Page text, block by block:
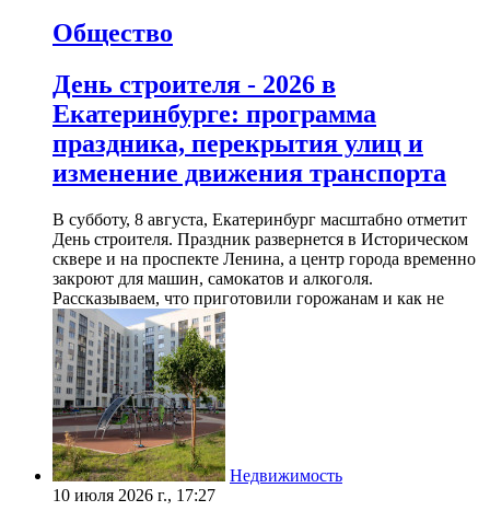
Общество
День строителя - 2026 в
Екатеринбурге: программа
праздника, перекрытия улиц и
изменение движения транспорта
В субботу, 8 августа, Екатеринбург масштабно отметит
День строителя. Праздник развернется в Историческом
сквере и на проспекте Ленина, а центр города временно
закроют для машин, самокатов и алкоголя.
Рассказываем, что приготовили горожанам и как не
Недвижимость
10 июля 2026 г., 17:27